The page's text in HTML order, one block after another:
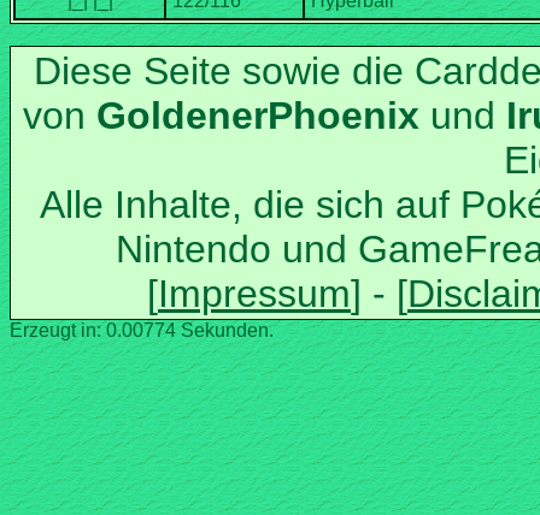
Diese Seite sowie die
von
und
Alle Inhalte, die sich auf
Nintendo und
Erzeugt in: 0.00774 Sekunden.